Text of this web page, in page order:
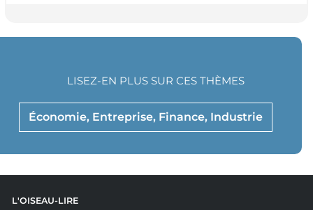
Économie, Entreprise, Finance, Industrie
LISEZ-EN PLUS SUR CES THÈMES
L'OISEAU-LIRE